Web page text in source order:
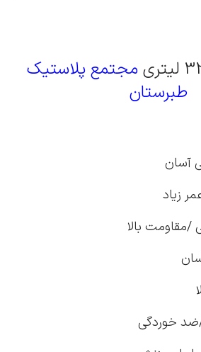
مجتمع پلاستیک
طبرستان
آسان
زیاد
بالا
/ضد خوردگی